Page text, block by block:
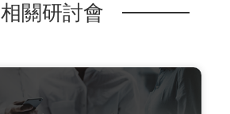
相關研討會